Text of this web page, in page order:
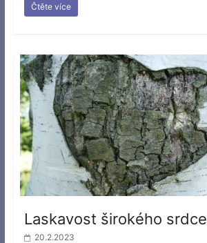
Čtěte více
Laskavost širokého srdce
20.2.2023